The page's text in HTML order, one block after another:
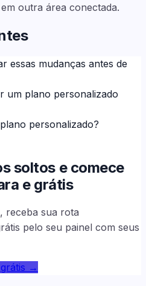
outra área conectada.
essas mudanças antes de
um plano personalizado
personalizado?
soltos e comece
e grátis
receba sua rota
pelo seu painel com seus
→